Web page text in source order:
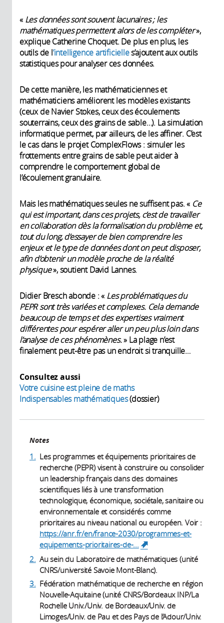
«Les données sont souvent lacunaires ; les
mathématiques permettent alors de les compléter»,
explique Catherine Choquet. De plus en plus, les
outils de l’intelligence artificielles’ajoutent aux outils
statistiques pour analyser ces données.
De cette manière, les mathématiciennes et
mathématiciens améliorent les modèles existants
(ceux de Navier Stokes, ceux des écoulements
souterrains, ceux des grains de sable…). La simulation
informatique permet, par ailleurs, de les affiner. C’est
le cas dans le projet ComplexFlows : simuler les
frottements entre grains de sable peut aider à
comprendre le comportement global de
l’écoulement granulaire.
Mais les mathématiques seules ne suffisent pas. « Ce
qui est important, dans ces projets, c’est de travailler
en collaboration dès la formalisation du problème et,
tout du long, d’essayer de bien comprendre les
enjeux et le type de données dont on peut disposer,
afin d’obtenir un modèle proche de la réalité
physique», soutient David Lannes.
Didier Bresch abonde : « Les problématiques du
PEPR sont très variées et complexes. Cela demande
beaucoup de temps et des expertises vraiment
différentes pour espérer aller un peu plus loin dans
l’analyse de ces phénomènes.» La plage n’est
finalement peut-être pas un endroit si tranquille…
Consultez aussi
Votre cuisine est pleine de maths
Indispensables mathématiques(dossier)
Notes
1. Les programmes et équipements prioritaires de
recherche (PEPR) visent à construire ou consolider
un leadership français dans des domaines
scientifiques liés à une transformation
technologique, économique, sociétale, sanitaire ou
environnementale et considérés comme
prioritaires au niveau national ou européen. Voir :
https://anr.fr/en/france-2030/programmes-et-
equipements-prioritaires-de-...
(link is
external)
2. Au sein du Laboratoire de mathématiques (unité
CNRS/université Savoie Mont-Blanc).
3. Fédération mathématique de recherche en région
Nouvelle-Aquitaine (unité CNRS/Bordeaux INP/La
Rochelle Univ./Univ. de Bordeaux/Univ. de
Limoges/Univ. de Pau et des Pays de l’Adour/Univ.